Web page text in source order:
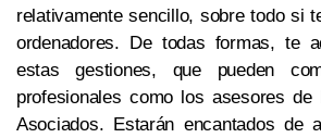
relativamente sencillo, sobre todo si
ordenadores. De todas formas, te
estas gestiones, que pueden
profesionales como los asesores de
Asociados. Estarán encantados de